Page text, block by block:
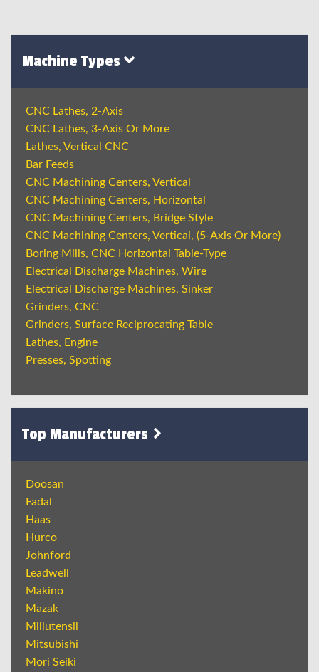
Machine Types
CNC Lathes, 2-Axis
CNC Lathes, 3-Axis Or More
Lathes, Vertical CNC
Bar Feeds
CNC Machining Centers, Vertical
CNC Machining Centers, Horizontal
CNC Machining Centers, Bridge Style
CNC Machining Centers, Vertical, (5-Axis Or More)
Boring Mills, CNC Horizontal Table-Type
Electrical Discharge Machines, Wire
Electrical Discharge Machines, Sinker
Grinders, CNC
Grinders, Surface Reciprocating Table
Lathes, Engine
Presses, Spotting
Top Manufacturers
Doosan
Fadal
Haas
Hurco
Johnford
Leadwell
Makino
Mazak
Millutensil
Mitsubishi
Mori Seiki